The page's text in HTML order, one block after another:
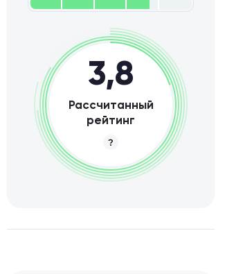
3,8
Рассчитанный
рейтинг